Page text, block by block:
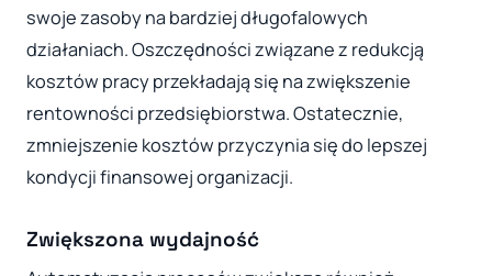
swoje zasoby na bardziej długofalowych
działaniach. Oszczędności związane z redukcją
kosztów pracy przekładają się na zwiększenie
rentowności przedsiębiorstwa. Ostatecznie,
zmniejszenie kosztów przyczynia się do lepszej
kondycji finansowej organizacji.
Zwiększona wydajność